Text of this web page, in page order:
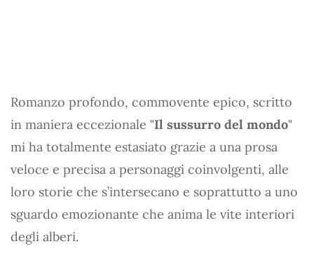
Romanzo profondo, commovente epico, scritto
in maniera eccezionale "Il sussurro del mondo"
mi ha totalmente estasiato grazie a una prosa
veloce e precisa a personaggi coinvolgenti, alle
loro storie che s’intersecano e soprattutto a uno
sguardo emozionante che anima le vite interiori
degli alberi.